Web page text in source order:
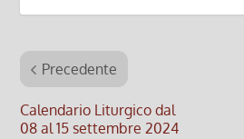
Precedente
Calendario Liturgico dal
08 al 15 settembre 2024